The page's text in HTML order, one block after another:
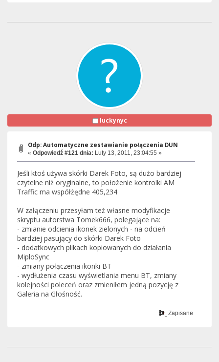
luckynyc
Odp: Automatyczne zestawianie połączenia DUN
« Odpowiedź #121 dnia: Luty 13, 2011, 23:04:55 »
Jeśli ktoś używa skórki Darek Foto, są dużo bardziej
czytelne niż oryginalne, to położenie kontrolki AM
Traffic ma współżędne 405,234
W załączeniu przesyłam też własne modyfikacje
skryptu autorstwa Tomek666, polegające na:
- zmianie odcienia ikonek zielonych - na odcień
bardziej pasujący do skórki Darek Foto
- dodatkowych plikach kopiowanych do działania
MiploSync
- zmiany połączenia ikonki BT
- wydłużenia czasu wyświetlania menu BT, zmiany
kolejności poleceń oraz zmieniłem jedną pozycję z
Galeria na Głośność.
Zapisane